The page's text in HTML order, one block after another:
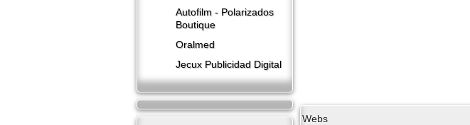
Autofilm - Polarizados
Boutique
Oralmed
Jecux Publicidad Digital
Webs